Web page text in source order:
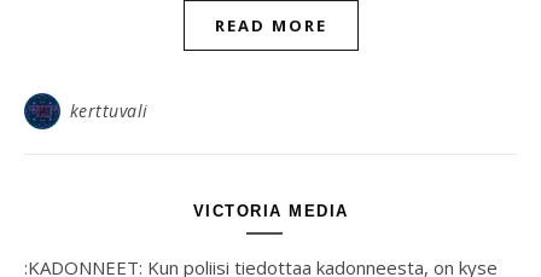
READ MORE
kerttuvali
VICTORIA MEDIA
:KADONNEET: Kun poliisi tiedottaa kadonneesta, on kyse